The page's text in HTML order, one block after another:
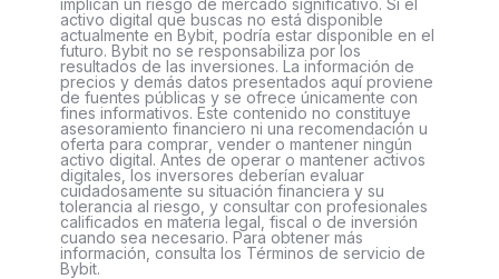
implican un riesgo de mercado significativo. Si el
activo digital que buscas no está disponible
actualmente en Bybit, podría estar disponible en el
futuro. Bybit no se responsabiliza por los
resultados de las inversiones. La información de
precios y demás datos presentados aquí proviene
de fuentes públicas y se ofrece únicamente con
fines informativos. Este contenido no constituye
asesoramiento financiero ni una recomendación u
oferta para comprar, vender o mantener ningún
activo digital. Antes de operar o mantener activos
digitales, los inversores deberían evaluar
cuidadosamente su situación financiera y su
tolerancia al riesgo, y consultar con profesionales
calificados en materia legal, fiscal o de inversión
cuando sea necesario. Para obtener más
información, consulta los Términos de servicio de
Bybit.